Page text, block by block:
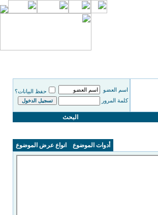
اسم العضو
حفظ البيانات؟
كلمة المرور
البحث
أدوات الموضوع انواع عرض الموضوع